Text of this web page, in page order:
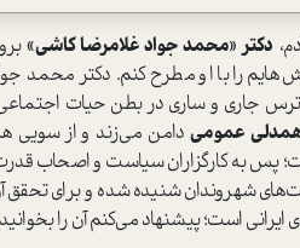
دکتر «محمد جواد غلامرضا کاشی»
را با او مطرح کنم. دکتر محمد
جاری و ساری در بطن حیات اجتماعی
عمومی دامن می‌زند و از سویی
پس به کارگزاران سیاست و اصحاب
شهروندان شنیده شده و برای تحقق
است؛ پیشنهاد می‌کنم آن را